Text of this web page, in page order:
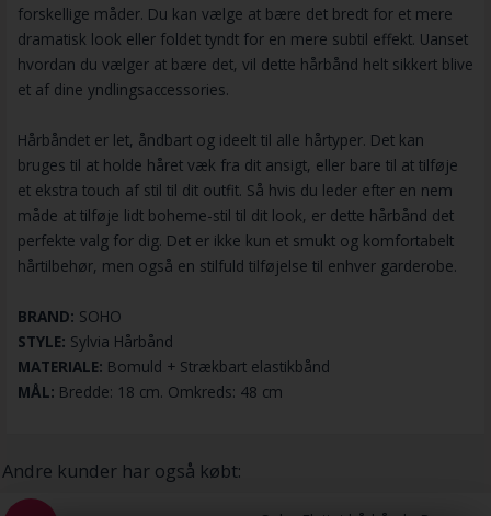
forskellige måder. Du kan vælge at bære det bredt for et mere
dramatisk look eller foldet tyndt for en mere subtil effekt. Uanset
hvordan du vælger at bære det, vil dette hårbånd helt sikkert blive
et af dine yndlingsaccessories.
Hårbåndet er let, åndbart og ideelt til alle hårtyper. Det kan
bruges til at holde håret væk fra dit ansigt, eller bare til at tilføje
et ekstra touch af stil til dit outfit. Så hvis du leder efter en nem
måde at tilføje lidt boheme-stil til dit look, er dette hårbånd det
perfekte valg for dig. Det er ikke kun et smukt og komfortabelt
hårtilbehør, men også en stilfuld tilføjelse til enhver garderobe.
BRAND: SOHO
STYLE: Sylvia Hårbånd
MATERIALE: Bomuld + Strækbart elastikbånd
MÅL: Bredde: 18 cm. Omkreds: 48 cm
Andre kunder har også købt: